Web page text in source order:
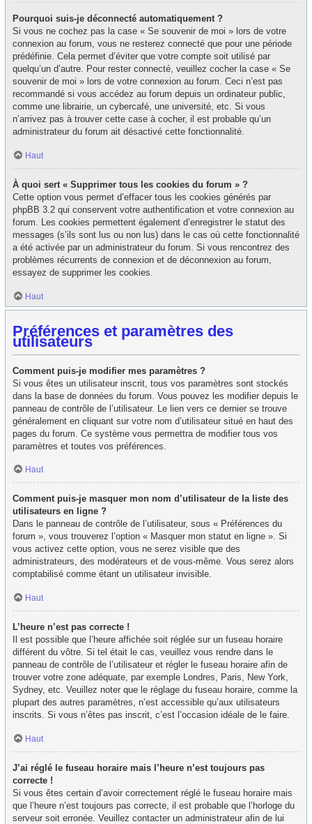
Pourquoi suis-je déconnecté automatiquement ?
Si vous ne cochez pas la case « Se souvenir de moi » lors de votre
connexion au forum, vous ne resterez connecté que pour une période
prédéfinie. Cela permet d’éviter que votre compte soit utilisé par
quelqu’un d’autre. Pour rester connecté, veuillez cocher la case « Se
souvenir de moi » lors de votre connexion au forum. Ceci n’est pas
recommandé si vous accédez au forum depuis un ordinateur public,
comme une librairie, un cybercafé, une université, etc. Si vous
n’arrivez pas à trouver cette case à cocher, il est probable qu’un
administrateur du forum ait désactivé cette fonctionnalité.
Haut
À quoi sert « Supprimer tous les cookies du forum » ?
Cette option vous permet d’effacer tous les cookies générés par
phpBB 3.2 qui conservent votre authentification et votre connexion au
forum. Les cookies permettent également d’enregistrer le statut des
messages (s’ils sont lus ou non lus) dans le cas où cette fonctionnalité
a été activée par un administrateur du forum. Si vous rencontrez des
problèmes récurrents de connexion et de déconnexion au forum,
essayez de supprimer les cookies.
Haut
Préférences et paramètres des
utilisateurs
Comment puis-je modifier mes paramètres ?
Si vous êtes un utilisateur inscrit, tous vos paramètres sont stockés
dans la base de données du forum. Vous pouvez les modifier depuis le
panneau de contrôle de l’utilisateur. Le lien vers ce dernier se trouve
généralement en cliquant sur votre nom d’utilisateur situé en haut des
pages du forum. Ce système vous permettra de modifier tous vos
paramètres et toutes vos préférences.
Haut
Comment puis-je masquer mon nom d’utilisateur de la liste des
utilisateurs en ligne ?
Dans le panneau de contrôle de l’utilisateur, sous « Préférences du
forum », vous trouverez l’option « Masquer mon statut en ligne ». Si
vous activez cette option, vous ne serez visible que des
administrateurs, des modérateurs et de vous-même. Vous serez alors
comptabilisé comme étant un utilisateur invisible.
Haut
L’heure n’est pas correcte !
Il est possible que l’heure affichée soit réglée sur un fuseau horaire
différent du vôtre. Si tel était le cas, veuillez vous rendre dans le
panneau de contrôle de l’utilisateur et régler le fuseau horaire afin de
trouver votre zone adéquate, par exemple Londres, Paris, New York,
Sydney, etc. Veuillez noter que le réglage du fuseau horaire, comme la
plupart des autres paramètres, n’est accessible qu’aux utilisateurs
inscrits. Si vous n’êtes pas inscrit, c’est l’occasion idéale de le faire.
Haut
J’ai réglé le fuseau horaire mais l’heure n’est toujours pas
correcte !
Si vous êtes certain d’avoir correctement réglé le fuseau horaire mais
que l’heure n’est toujours pas correcte, il est probable que l’horloge du
serveur soit erronée. Veuillez contacter un administrateur afin de lui